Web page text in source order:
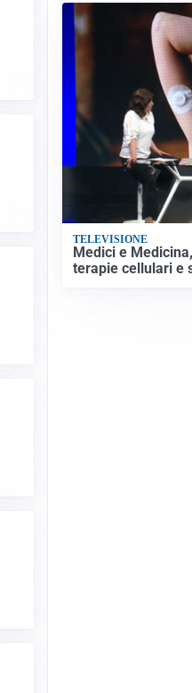
TELEVISIONE
Medici e
terapie cellulari e